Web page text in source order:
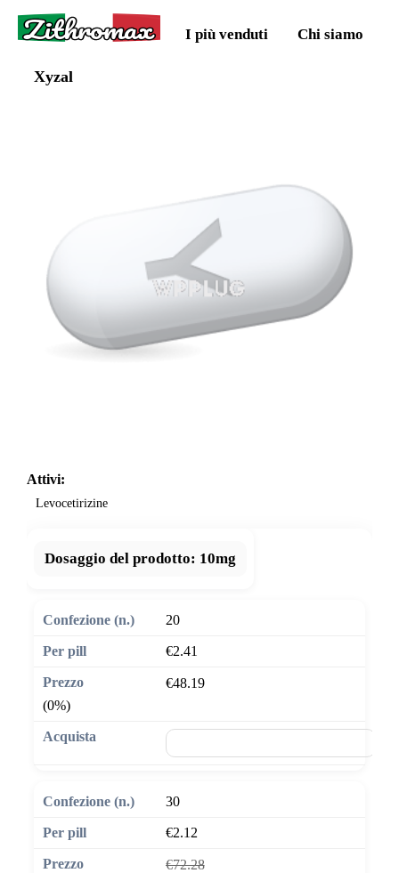
Zithromax I più venduti Chi siamo
Xyzal
Attivi:
Levocetirizine
Dosaggio del prodotto: 10mg
20
€2.41
€48.19
(0%)
30
€2.12
€72.28